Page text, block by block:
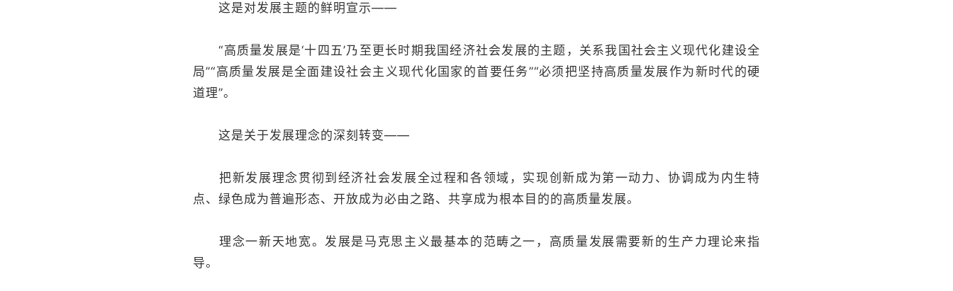
这是对发展主题的鲜明宣示——
“高质量发展是‘十四五’乃至更长时期我国经济社会发展的主题，关系我国社会主义现代化建设全
局”“高质量发展是全面建设社会主义现代化国家的首要任务”“必须把坚持高质量发展作为新时代的硬
道理”。
这是关于发展理念的深刻转变——
把新发展理念贯彻到经济社会发展全过程和各领域，实现创新成为第一动力、协调成为内生特
点、绿色成为普遍形态、开放成为必由之路、共享成为根本目的的高质量发展。
理念一新天地宽。发展是马克思主义最基本的范畴之一，高质量发展需要新的生产力理论来指
导。